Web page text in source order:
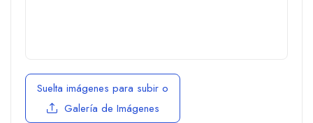
Suelta imágenes para subir o
Galería de Imágenes